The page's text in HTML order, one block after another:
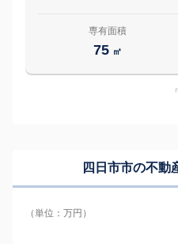
専有面積
75 ㎡
四日市市の不動
（単位：万円）